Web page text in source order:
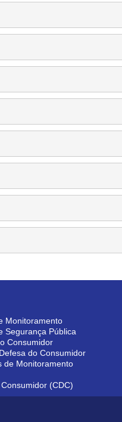
Monitoramento
Segurança Pública
Consumidor
do Consumidor
de Monitoramento
(CDC)